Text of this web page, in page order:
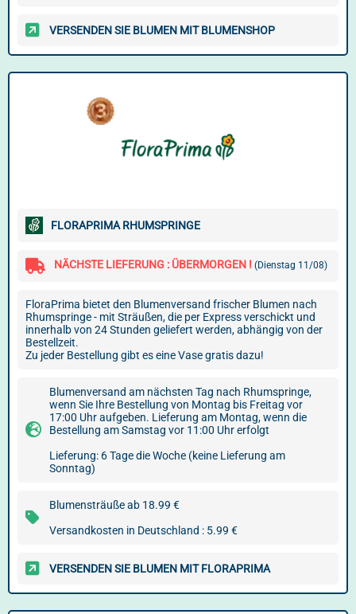
VERSENDEN SIE BLUMEN MIT BLUMENSHOP
FLORAPRIMA RHUMSPRINGE
NÄCHSTE LIEFERUNG : ÜBERMORGEN ! (Dienstag 11/08)
FloraPrima bietet den Blumenversand frischer Blumen nach
Rhumspringe - mit Sträußen, die per Express verschickt und
innerhalb von 24 Stunden geliefert werden, abhängig von der
Bestellzeit.
Zu jeder Bestellung gibt es eine Vase gratis dazu!
Blumenversand am nächsten Tag nach Rhumspringe,
wenn Sie Ihre Bestellung von Montag bis Freitag vor
17:00 Uhr aufgeben. Lieferung am Montag, wenn die
Bestellung am Samstag vor 11:00 Uhr erfolgt
Lieferung: 6 Tage die Woche (keine Lieferung am
Sonntag)
Blumensträuße ab 18.99 €
Versandkosten in Deutschland : 5.99 €
VERSENDEN SIE BLUMEN MIT FLORAPRIMA